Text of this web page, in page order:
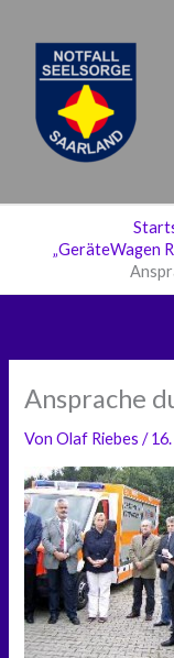
springen
„GeräteWagen
Ansprache
VonOlaf Riebes/